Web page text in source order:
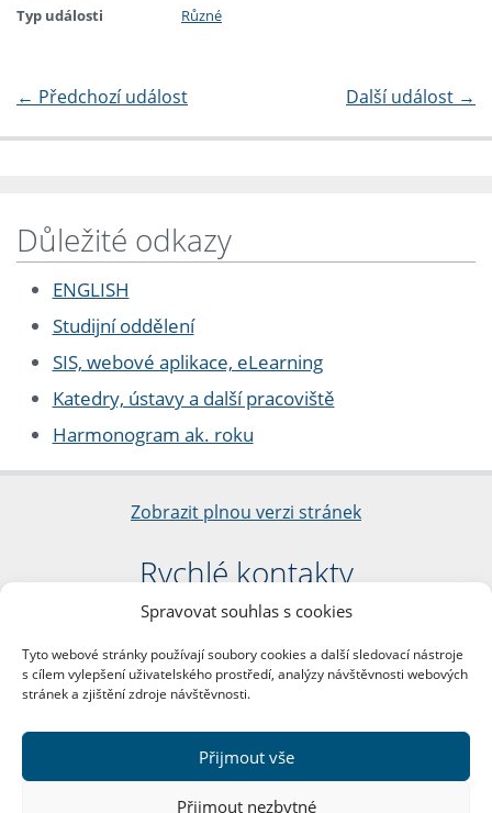
Spravovat souhlas s cookies
Tyto webové stránky používají soubory cookies a další sledovací nástroje
s cílem vylepšení uživatelského prostředí, analýzy návštěvnosti webových
stránek a zjištění zdroje návštěvnosti.
Přijmout vše
Přijmout nezbytné
Typ události
Různé
← Předchozí událost Další událost →
Důležité odkazy
ENGLISH
Studijní oddělení
SIS, webové aplikace, eLearning
Katedry, ústavy a další pracoviště
Harmonogram ak. roku
Zobrazit plnou verzi stránek
Rychlé kontakty
Filozofická fakulta
nám. Jana Palacha 1/2
116 38 Praha 1
DIČ: CZ00216208
Další kontakty